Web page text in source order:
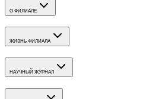
О ФИЛИАЛЕ
ЖИЗНЬ ФИЛИАЛА
НАУЧНЫЙ ЖУРНАЛ